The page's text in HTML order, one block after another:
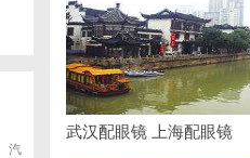
汽
武汉配眼镜 上海配眼镜